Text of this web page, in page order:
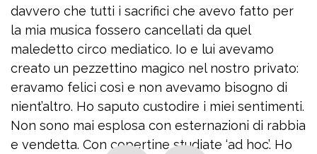
davvero che tutti i sacrifici che avevo fatto per
la mia musica fossero cancellati da quel
maledetto circo mediatico. Io e lui avevamo
creato un pezzettino magico nel nostro privato:
eravamo felici così e non avevamo bisogno di
nient’altro. Ho saputo custodire i miei sentimenti.
Non sono mai esplosa con esternazioni di rabbia
e vendetta. Con copertine studiate ‘ad hoc’. Ho